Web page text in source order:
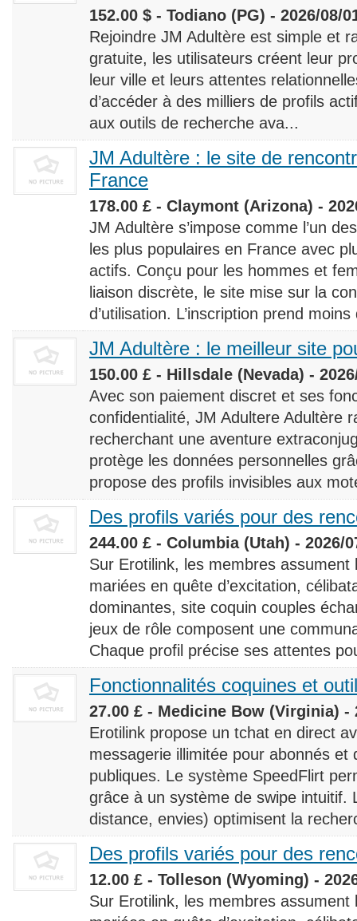
152.00 $ - Todiano (PG) - 2026/08/
Rejoindre JM Adultère est simple et
gratuite, les utilisateurs créent leur
leur ville et leurs attentes
d’accéder à des milliers de profils
aux outils de recherche ava...
JM Adultère : le site de
France
178.00 £ - Claymont (Arizona) -
JM Adultère s’impose comme l’un
les plus populaires en France avec
actifs. Conçu pour les hommes et
liaison discrète, le site mise sur la
d’utilisation. L’inscription prend
JM Adultère : le meilleur site
150.00 £ - Hillsdale (Nevada) -
Avec son paiement discret et ses
confidentialité, JM Adultere Adultère
recherchant une aventure
protège les données personnelles
propose des profils invisibles aux
Des profils variés pour des
244.00 £ - Columbia (Utah) - 2026/
Sur Erotilink, les membres
mariées en quête d’excitation,
dominantes, site coquin couples
jeux de rôle composent une
Chaque profil précise ses attentes
Fonctionnalités coquines et
27.00 £ - Medicine Bow (Virginia) -
Erotilink propose un tchat en direct
messagerie illimitée pour abonnés et
publiques. Le système SpeedFlirt
grâce à un système de swipe intuitif.
distance, envies) optimisent la
Des profils variés pour des
12.00 £ - Tolleson (Wyoming) -
Sur Erotilink, les membres